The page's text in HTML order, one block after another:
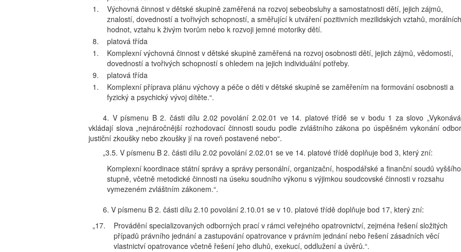
1.
Výchovná činnost v dětské skupině zaměřená na rozvoj sebeobsluhy a samostatnosti dětí, jejich zájmů,
znalostí, dovedností a tvořivých schopností, a směřující k utváření pozitivních mezilidských vztahů, morálních
hodnot, vztahu k živým tvorům nebo k rozvoji jemné motoriky dětí.
8.
platová třída
1.
Komplexní výchovná činnost v dětské skupině zaměřená na rozvoj osobnosti dětí, jejich zájmů, vědomostí,
dovedností a tvořivých schopností s ohledem na jejich individuální potřeby.
9.
platová třída
1.
Komplexní příprava plánu výchovy a péče o děti v dětské skupině se zaměřením na formování osobnosti a
fyzický a psychický vývoj dítěte.“.
4. V písmenu B 2. části dílu 2.02 povolání 2.02.01 ve 14. platové třídě se v bodu 1 za slovo
vkládají slova „nejnáročnější rozhodovací činnosti soudu podle zvláštního zákona po úspěšném vykonání
justiční zkoušky nebo zkoušky jí na roveň postavené nebo“.
„3.5. V písmenu B 2. části dílu 2.02 povolání 2.02.01 se ve 14. platové třídě doplňuje bod 3, který zní:
Komplexní koordinace státní správy a správy personální, organizační, hospodářské a finanční soudů vyššího
stupně, včetně metodické činnosti na úseku soudního výkonu s výjimkou soudcovské činnosti v rozsahu
vymezeném zvláštním zákonem.“.
6. V písmenu B 2. části dílu 2.10 povolání 2.10.01 se v 10. platové třídě doplňuje bod 17, který zní:
„17.
Provádění specializovaných odborných prací v rámci veřejného opatrovnictví, zejména řešení složitých
případů právního jednání a zastupování opatrovance v právním jednání nebo řešení zásadních věcí
vlastnictví opatrovance včetně řešení jeho dluhů, exekucí, oddlužení a úvěrů.“.